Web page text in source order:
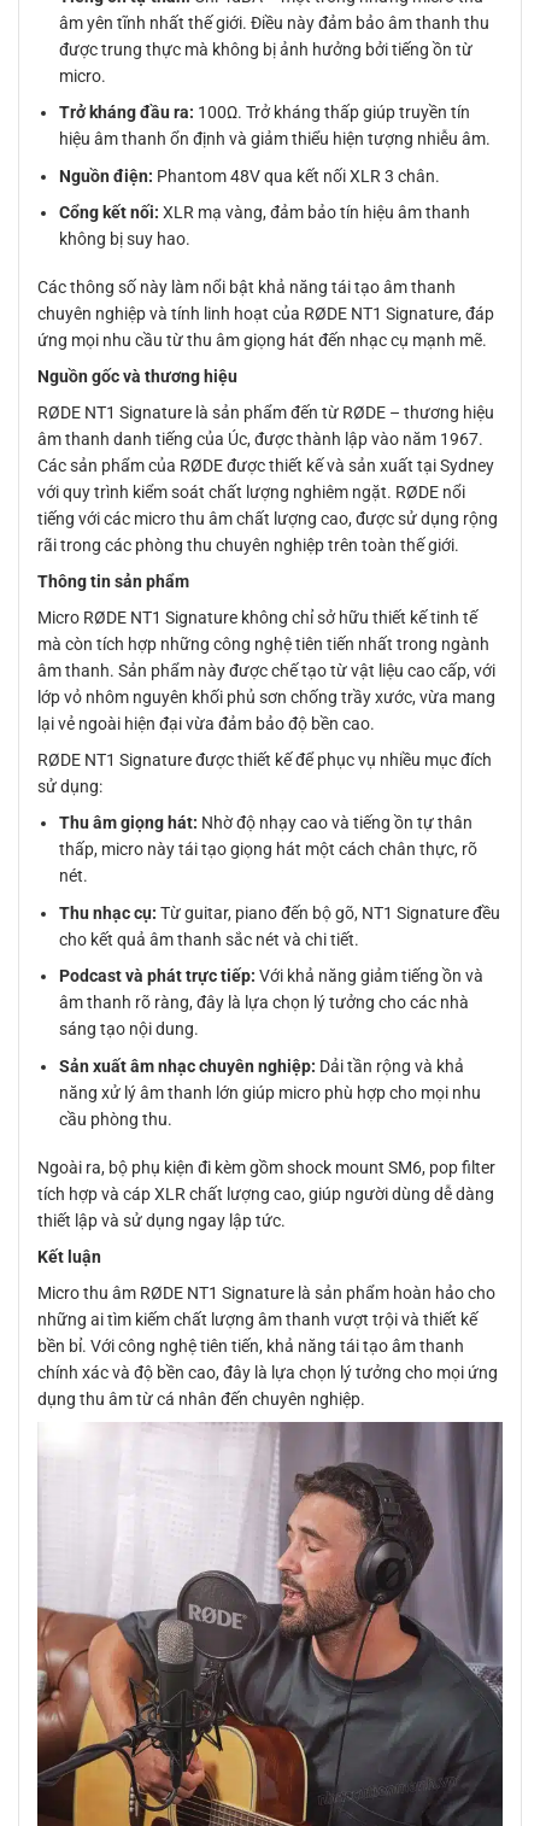
âm yên tĩnh nhất thế giới. Điều này đảm bảo âm thanh thu
được trung thực mà không bị ảnh hưởng bởi tiếng ồn từ
micro.
Trở kháng đầu ra: 100Ω. Trở kháng thấp giúp truyền tín
hiệu âm thanh ổn định và giảm thiểu hiện tượng nhiễu âm.
Nguồn điện: Phantom 48V qua kết nối XLR 3 chân.
Cổng kết nối: XLR mạ vàng, đảm bảo tín hiệu âm thanh
không bị suy hao.
Các thông số này làm nổi bật khả năng tái tạo âm thanh
chuyên nghiệp và tính linh hoạt của RØDE NT1 Signature, đáp
ứng mọi nhu cầu từ thu âm giọng hát đến nhạc cụ mạnh mẽ.
Nguồn gốc và thương hiệu
RØDE NT1 Signature là sản phẩm đến từ RØDE – thương hiệu
âm thanh danh tiếng của Úc, được thành lập vào năm 1967.
Các sản phẩm của RØDE được thiết kế và sản xuất tại Sydney
với quy trình kiểm soát chất lượng nghiêm ngặt. RØDE nổi
tiếng với các micro thu âm chất lượng cao, được sử dụng rộng
rãi trong các phòng thu chuyên nghiệp trên toàn thế giới.
Thông tin sản phẩm
Micro RØDE NT1 Signature không chỉ sở hữu thiết kế tinh tế
mà còn tích hợp những công nghệ tiên tiến nhất trong ngành
âm thanh. Sản phẩm này được chế tạo từ vật liệu cao cấp, với
lớp vỏ nhôm nguyên khối phủ sơn chống trầy xước, vừa mang
lại vẻ ngoài hiện đại vừa đảm bảo độ bền cao.
RØDE NT1 Signature được thiết kế để phục vụ nhiều mục đích
sử dụng:
Thu âm giọng hát: Nhờ độ nhạy cao và tiếng ồn tự thân
thấp, micro này tái tạo giọng hát một cách chân thực, rõ
nét.
Thu nhạc cụ: Từ guitar, piano đến bộ gõ, NT1 Signature đều
cho kết quả âm thanh sắc nét và chi tiết.
Podcast và phát trực tiếp: Với khả năng giảm tiếng ồn và
âm thanh rõ ràng, đây là lựa chọn lý tưởng cho các nhà
sáng tạo nội dung.
Sản xuất âm nhạc chuyên nghiệp: Dải tần rộng và khả
năng xử lý âm thanh lớn giúp micro phù hợp cho mọi nhu
cầu phòng thu.
Ngoài ra, bộ phụ kiện đi kèm gồm shock mount SM6, pop filter
tích hợp và cáp XLR chất lượng cao, giúp người dùng dễ dàng
thiết lập và sử dụng ngay lập tức.
Kết luận
Micro thu âm RØDE NT1 Signature là sản phẩm hoàn hảo cho
những ai tìm kiếm chất lượng âm thanh vượt trội và thiết kế
bền bỉ. Với công nghệ tiên tiến, khả năng tái tạo âm thanh
chính xác và độ bền cao, đây là lựa chọn lý tưởng cho mọi ứng
dụng thu âm từ cá nhân đến chuyên nghiệp.